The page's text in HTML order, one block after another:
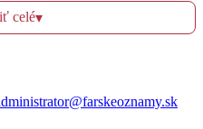
celé▾